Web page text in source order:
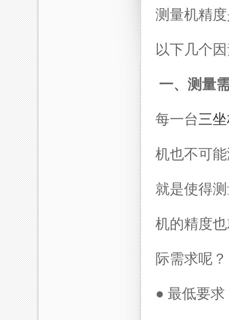
测量机精
以下几个
一、测量
每一台三
机也不可
就是使得
机的精度
际需求呢？
● 最低要